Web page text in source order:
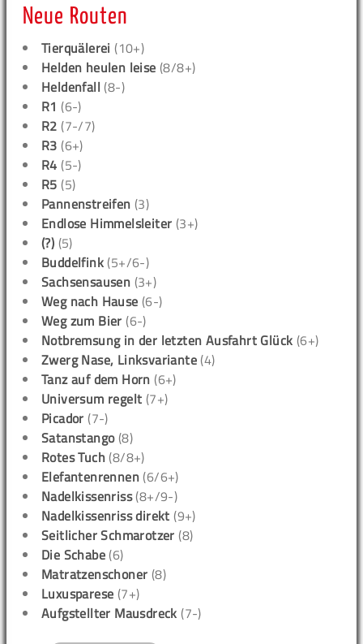
Neue Routen
Tierquälerei (10+)
Helden heulen leise (8/8+)
Heldenfall (8-)
R1 (6-)
R2 (7-/7)
R3 (6+)
R4 (5-)
R5 (5)
Pannenstreifen (3)
Endlose Himmelsleiter (3+)
(?) (5)
Buddelfink (5+/6-)
Sachsensausen (3+)
Weg nach Hause (6-)
Weg zum Bier (6-)
Notbremsung in der letzten Ausfahrt Glück (6+)
Zwerg Nase, Linksvariante (4)
Tanz auf dem Horn (6+)
Universum regelt (7+)
Picador (7-)
Satanstango(8)
Rotes Tuch (8/8+)
Elefantenrennen (6/6+)
Nadelkissenriss(8+/9-)
Nadelkissenriss direkt (9+)
Seitlicher Schmarotzer (8)
Die Schabe (6)
Matratzenschoner (8)
Luxusparese (7+)
Aufgstellter Mausdreck (7-)